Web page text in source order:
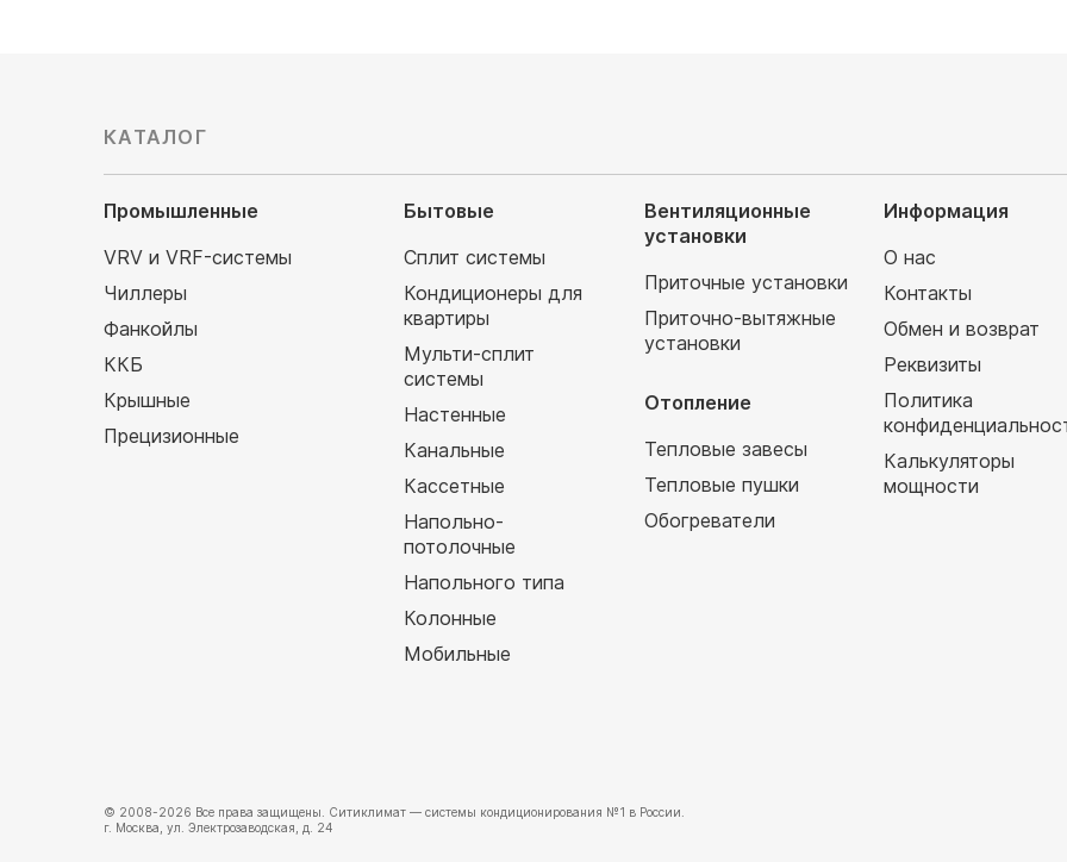
КАТАЛОГ
Промышленные
VRV и VRF-системы
Чиллеры
Фанкойлы
ККБ
Крышные
Прецизионные
Бытовые
Сплит системы
Кондиционеры для
квартиры
Мульти-сплит
системы
Настенные
Канальные
Кассетные
Напольно-
потолочные
Напольного типа
Колонные
Мобильные
Вентиляционные
установки
Приточные установки
Приточно-вытяжные
установки
Отопление
Тепловые завесы
Тепловые пушки
Обогреватели
Информация
О нас
Контакты
Обмен и возврат
Реквизиты
Политика
Калькуляторы
мощности
© 2008-2026 Все права защищены. Ситиклимат — системы кондиционирования №1 в России.
г. Москва, ул. Электрозаводская, д. 24